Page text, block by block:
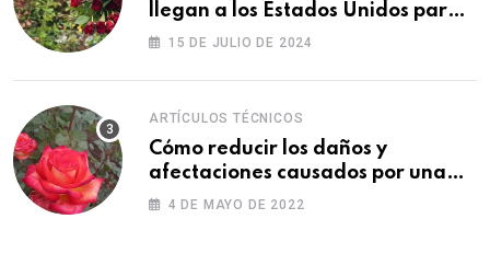
llegan a los Estados Unidos para
las fiestas
15 DE JULIO DE 2024
ARTÍCULOS TÉCNICOS
Cómo reducir los daños y
afectaciones causados por una
fitotoxicidad
4 DE MAYO DE 2022